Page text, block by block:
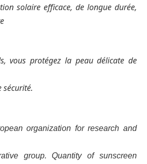
solaire efficace, de longue durée,
vous protégez la peau délicate de
sécurité.
organization for research and
group. Quantity of sunscreen